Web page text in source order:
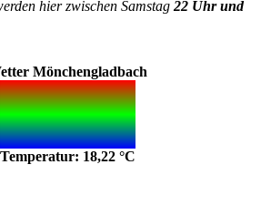
hier zwischen Samstag 22 Uhr und
Mönchengladbach
Temperatur: 18,22 °C